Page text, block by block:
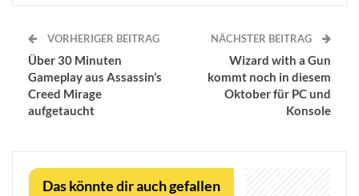
VORHERIGER BEITRAG
Über 30 Minuten
Gameplay aus Assassin’s
Creed Mirage
aufgetaucht
NÄCHSTER BEITRAG
Wizard with a Gun
kommt noch in diesem
Oktober für PC und
Konsole
Das könnte dir auch gefallen